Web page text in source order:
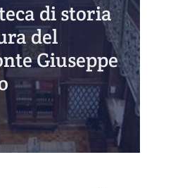
di storia
del
Giuseppe